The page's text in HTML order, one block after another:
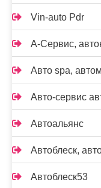
Vin-auto Pdr
А-Сервис,
Авто spa,
Авто-сервис
Автоальянс
Автоблеск,
Автоблеск53